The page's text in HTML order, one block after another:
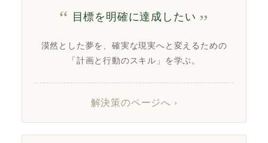
目標を明確に達成したい
漠然とした夢を、確実な現実へと変えるための
「計画と行動のスキル」を学ぶ。
解決策のページへ ›